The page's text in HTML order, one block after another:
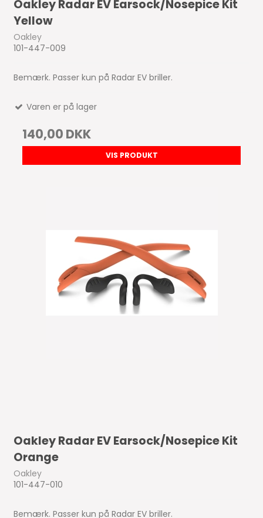
Oakley Radar EV Earsock/Nosepice Kit
Yellow
Oakley
101-447-009
Bemærk. Passer kun på Radar EV briller.
Varen er på lager
140,00 DKK
VIS PRODUKT
Oakley Radar EV Earsock/Nosepice Kit
Orange
Oakley
101-447-010
Bemærk. Passer kun på Radar EV briller.